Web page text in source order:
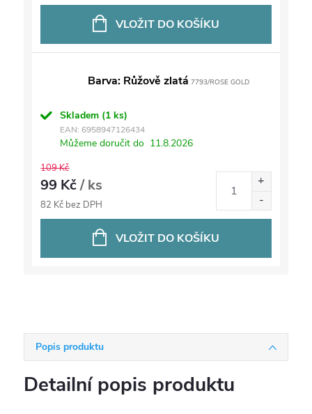
VLOŽIT DO KOŠÍKU
Barva: Růžově zlatá 7793/ROSE GOLD
Skladem (1 ks)
EAN: 6958947126434
Můžeme doručit do 11.8.2026
109 Kč
99 Kč/ ks
82 Kč bez DPH
VLOŽIT DO KOŠÍKU
Popis produktu
Detailní popis produktu